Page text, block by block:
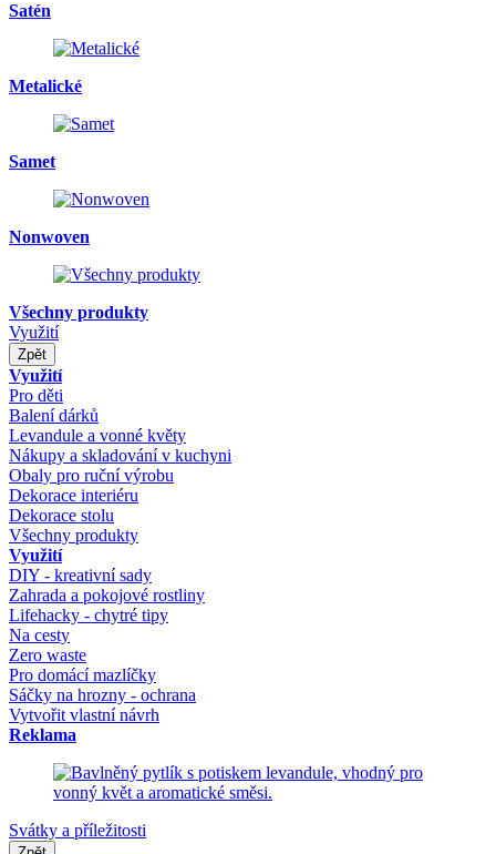
Satén
Metalické
Samet
Nonwoven
Všechny produkty
Využití
Zpět
Využití
Pro děti
Balení dárků
Levandule a vonné květy
Nákupy a skladování v kuchyni
Obaly pro ruční výrobu
Dekorace interiéru
Dekorace stolu
Všechny produkty
Využití
DIY - kreativní sady
Zahrada a pokojové rostliny
Lifehacky - chytré tipy
Na cesty
Zero waste
Pro domácí mazlíčky
Sáčky na hrozny - ochrana
Vytvořit vlastní návrh
Reklama
Svátky a příležitosti